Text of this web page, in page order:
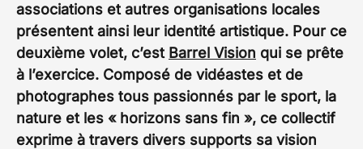
associations et autres organisations locales
présentent ainsi leur identité artistique. Pour ce
deuxième volet, c’est Barrel Vision qui se prête
à l’exercice. Composé de vidéastes et de
photographes tous passionnés par le sport, la
nature et les « horizons sans fin », ce collectif
exprime à travers divers supports sa vision